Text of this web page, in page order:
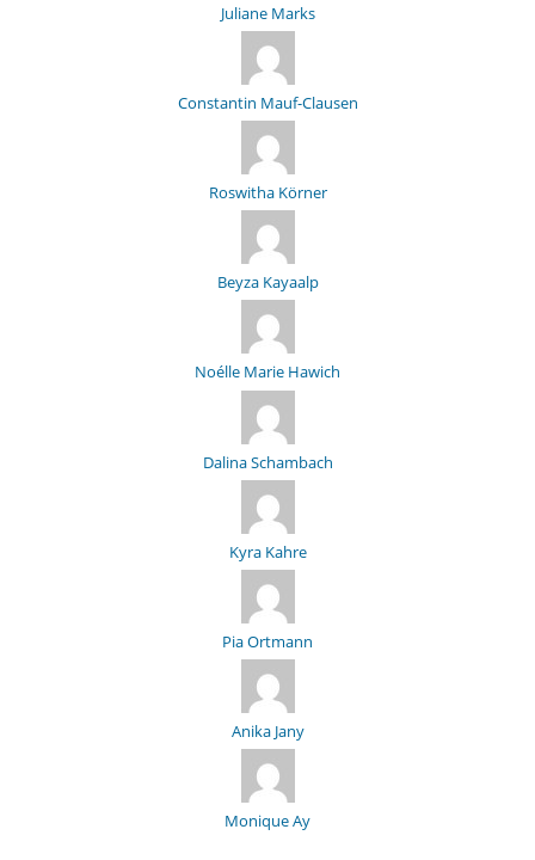
Juliane Marks
Constantin Mauf-Clausen
Roswitha Körner
Beyza Kayaalp
Noélle Marie Hawich
Dalina Schambach
Kyra Kahre
Pia Ortmann
Anika Jany
Monique Ay